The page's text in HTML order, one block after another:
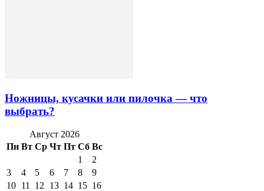
Ножницы, кусачки или пилочка — что
выбрать?
Август 2026
Пн Вт Ср Чт Пт Сб Вс
1
2
3
4 5 6 7 8
9
10 11 12 13 14 15 16